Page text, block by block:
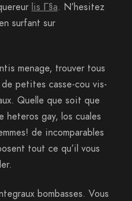
lis Г§a. N’hesitez
surfant sur
menage, trouver tous
petites casse-cou vis-
Quelle que soit que
heteros gay, los cuales
de incomparables
tout ce qu’il vous
bombasses. Vous